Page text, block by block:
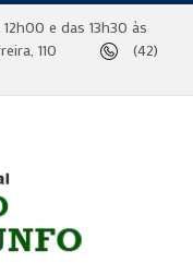
e das 13h30 às
110
(42)